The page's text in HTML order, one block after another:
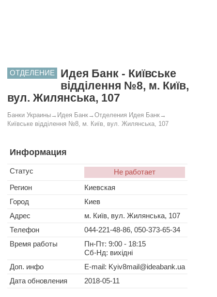
ОТДЕЛЕНИЕ
Идея Банк - Київське
відділення №8, м. Київ,
вул. Жилянська, 107
Банки Украины→ Идея Банк→ Отделения Идея Банк→
Київське відділення №8, м. Київ, вул. Жилянська, 107
Информация
Статус
Не работает
Регион
Киевская
Город
Киев
Адрес
м. Київ, вул. Жилянська, 107
Телефон
044-221-48-86, 050-373-65-34
Время работы
Пн-Пт: 9:00 - 18:15
Сб-Нд: вихідні
Доп. инфо
E-mail: Kyiv8mail@ideabank.ua
Дата обновления
2018-05-11